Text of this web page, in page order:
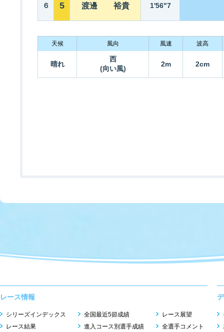
６ 5 渡邊 裕貴 1'56"7
天候 風向 風速 波高
晴れ
西
(向い風)
2m 2cm
レース情報
シリーズインデックス
レース結果
全国最近5節成績
進入コース別選手成績
レース展望
全選手コメント